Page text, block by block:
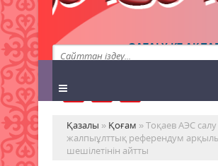
QAZALY.KZ
АГЕНТТІГІ
Қазалы » Қоғам » Тоқаев АЭС салу
жалпыұлттық референдум
шешілетінін айтты